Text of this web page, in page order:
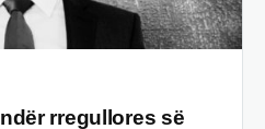
rregullores së